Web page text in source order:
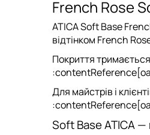
French Rose
ATICA Soft Base
відтінком French
Покриття
Для майстрів і
Soft Base ATICA —